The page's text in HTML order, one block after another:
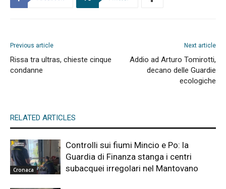
Previous article
Rissa tra ultras, chieste cinque
condanne
Next article
Addio ad Arturo Tomirotti,
decano delle Guardie
ecologiche
RELATED ARTICLES
Cronaca
Controlli sui fiumi Mincio e Po: la
Guardia di Finanza stanga i centri
subacquei irregolari nel Mantovano